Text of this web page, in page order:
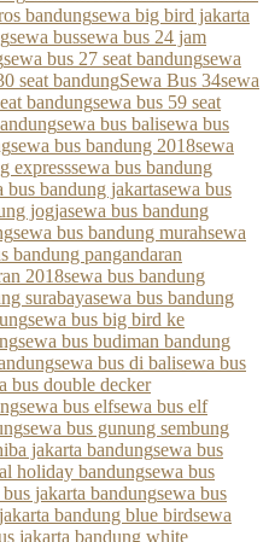
bandungsewa big bird jakarta
sewa bussewa bus 24 jam
sewa bus 27 seat bandungsewa
seat bandungSewa Bus 34sewa
bandungsewa bus 59 seat
sewa bus balisewa bus
sewa bus bandung 2018sewa
expresssewa bus bandung
bus bandung jakartasewa bus
jogjasewa bus bandung
sewa bus bandung murahsewa
bandung pangandaran
2018sewa bus bandung
surabayasewa bus bandung
sewa bus big bird ke
sewa bus budiman bandung
sewa bus di balisewa bus
bus double decker
sewa bus elfsewa bus elf
sewa bus gunung sembung
jakarta bandungsewa bus
holiday bandungsewa bus
bus jakarta bandungsewa bus
bandung blue birdsewa
jakarta bandung white